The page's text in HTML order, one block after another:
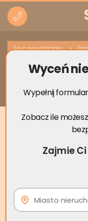
Skup nieruchomości »
Skąd wziąć
Wyceń
Wypełnij
Zobacz ile
Zajmie